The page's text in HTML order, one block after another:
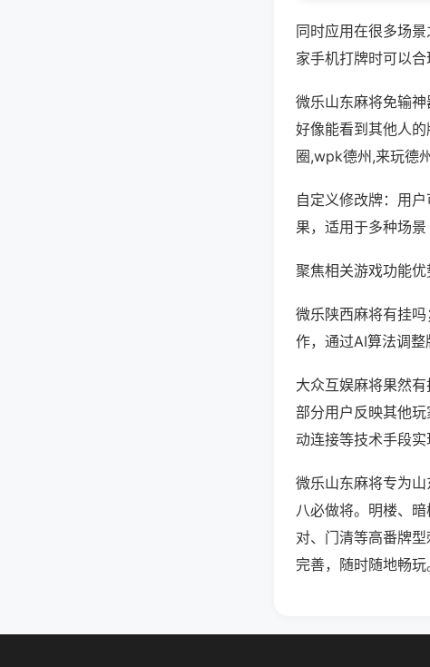
同时应用在很多场
家手机打牌时可以
微乐山东麻将免输
好像能看到其他人
圈,wpk德州,来玩德
自定义修改牌：用
果，适用于多种场
聚焦相关游戏功能优
微乐陕西麻将有挂
作，通过AI算法调整
大众互娱麻将果然有
部分用户反映其他玩
动连接等技术手段实
微乐山东麻将专为
八必做将。明楼、
对、门清等高番牌
完善，随时随地畅玩